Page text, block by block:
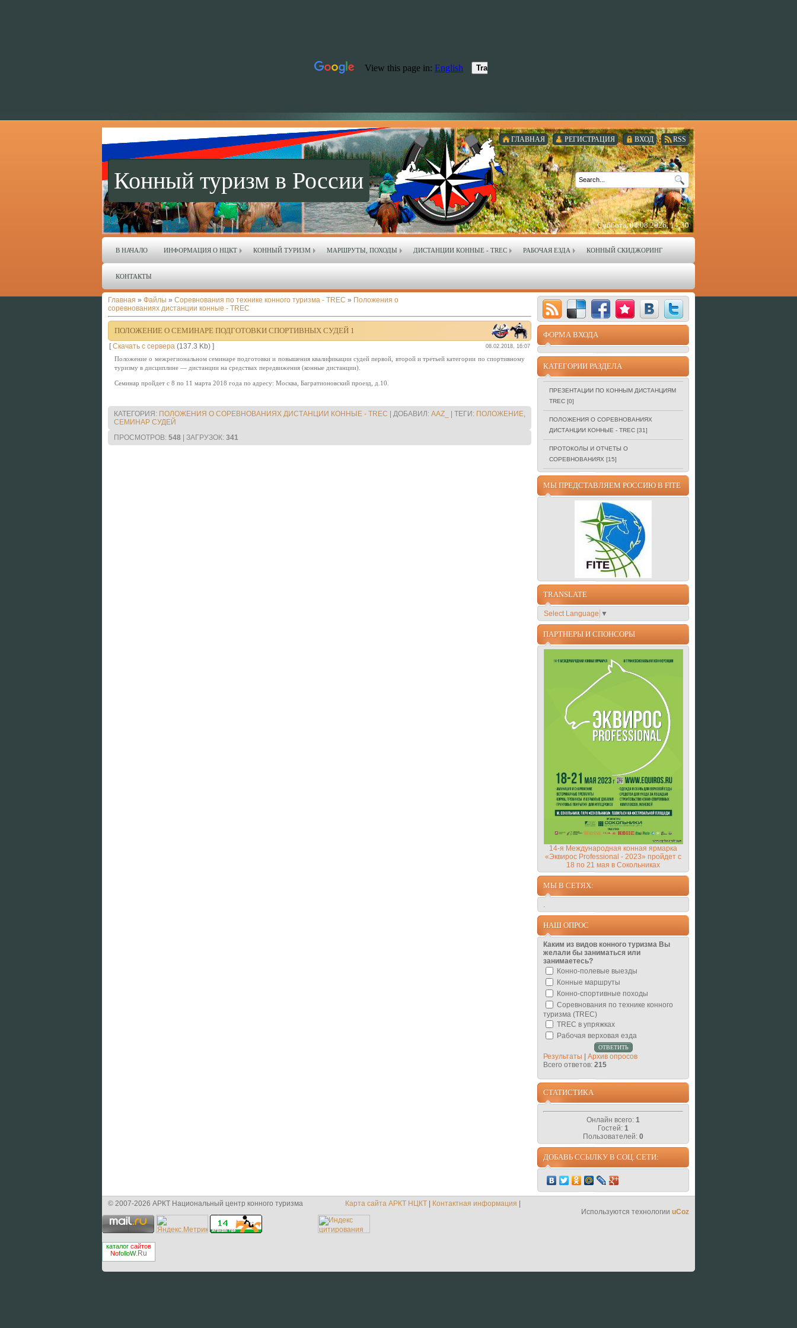
RSS
ВХОД
РЕГИСТРАЦИЯ
ГЛАВНАЯ
Конный туризм в России
Суббота, 08.08.2026, 14:30
В НАЧАЛО ИНФОРМАЦИЯ О НЦКТ КОННЫЙ ТУРИЗМ МАРШРУТЫ, ПОХОДЫ ДИСТАНЦИИ КОННЫЕ - TREC РАБОЧАЯ ЕЗДА КОННЫЙ СКИДЖОРИНГ
КОНТАКТЫ
Главная » Файлы » Соревнования по технике конного туризма - TREC » Положения о
соревнованиях дистанции конные - TREC
ПОЛОЖЕНИЕ О СЕМИНАРЕ ПОДГОТОВКИ СПОРТИВНЫХ СУДЕЙ 1
[Скачать с сервера (137.3 Kb) ] 08.02.2018, 16:07
Положение о межрегиональном семинаре подготовки и повышения квалификации судей первой, второй и третьей категории по спортивному
туризму в дисциплине — дистанции на средствах передвижения (конные дистанции).
Семинар пройдет с 8 по 11 марта 2018 года по адресу: Москва, Багратионовский проезд, д.10.
КАТЕГОРИЯ : ПОЛОЖЕНИЯ О СОРЕВНОВАНИЯХ ДИСТАНЦИИ КОННЫЕ - TREC ДОБАВИЛ : AAZ_ ТЕГИ : ПОЛОЖЕНИЕ,
СЕМИНАР СУДЕЙ
ПРОСМОТРОВ: 548 ЗАГРУЗОК: 341
ФОРМА ВХОДА
КАТЕГОРИИ РАЗДЕЛА
ПРЕЗЕНТАЦИИ ПО КОННЫМ ДИСТАНЦИЯМ
TREC [0]
ПОЛОЖЕНИЯ О СОРЕВНОВАНИЯХ
ДИСТАНЦИИ КОННЫЕ - TREC [31]
ПРОТОКОЛЫ И ОТЧЕТЫ О
СОРЕВНОВАНИЯХ [15]
МЫ ПРЕДСТАВЛЯЕМ РОССИЮ В FITE
TRANSLATE
Select Language ▼
ПАРТНЕРЫ И СПОНСОРЫ
14-я Международная конная ярмарка
«Эквирос Professional - 2023» пройдет с
18 по 21 мая в Сокольниках
МЫ В СЕТЯХ:
.
НАШ ОПРОС
Каким из видов конного туризма Вы
желали бы заниматься или
занимаетесь?
Конно-полевые выезды
Конные маршруты
Конно-спортивные походы
Соревнования по технике конного
туризма (TREC)
TREC в упряжках
Рабочая верховая езда
Результаты
Архив опросов
Всего ответов: 215
СТАТИСТИКА
Онлайн всего: 1
Гостей: 1
Пользователей: 0
ДОБАВЬ ССЫЛКУ В СОЦ. СЕТИ:
Карта сайта АРКТ НЦКТ Контактная информация
© 2007-2026 АРКТ Национальный центр конного туризма
Используются технологии uCoz
каталог сайтов
NofolloW.Ru